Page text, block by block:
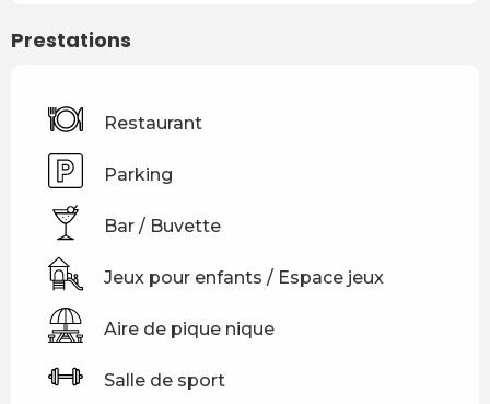
Prestations
Restaurant
Parking
Bar / Buvette
Jeux pour enfants / Espace jeux
Aire de pique nique
Salle de sport